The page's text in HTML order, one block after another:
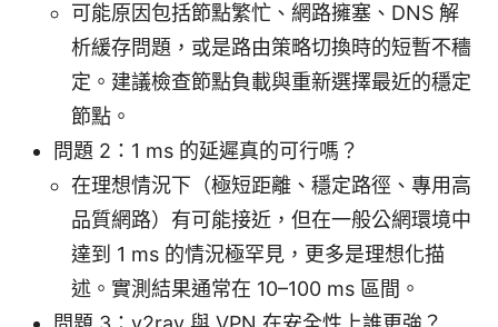
可能原因包括節點繁忙、網路擁塞、DNS 解
析緩存問題，或是路由策略切換時的短暫不穯
定。建議檢查節點負載與重新選擇最近的穩定
節點。
問題 2：1 ms 的延遲真的可行嗎？
在理想情況下（極短距離、穩定路徑、專用高
品質網路）有可能接近，但在一般公網環境中
達到 1 ms 的情況極罕見，更多是理想化描
述。實測結果通常在 10–100 ms 區間。